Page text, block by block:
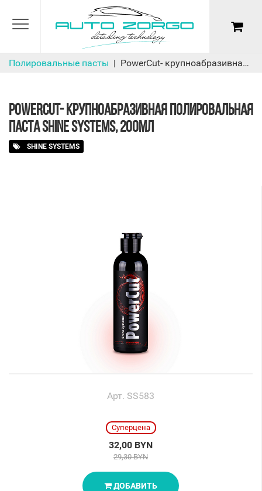
Полировальные пасты PowerCut- крупноабразивная полировальная паста Shine Systems, 200мл
POWERCUT- КРУПНОАБРАЗИВНАЯ ПОЛИРОВАЛЬНАЯ
ПАСТА SHINE SYSTEMS, 200МЛ
SHINE SYSTEMS
Арт. SS583
Суперцена
32,00 BYN
29,30 BYN
ДОБАВИТЬ